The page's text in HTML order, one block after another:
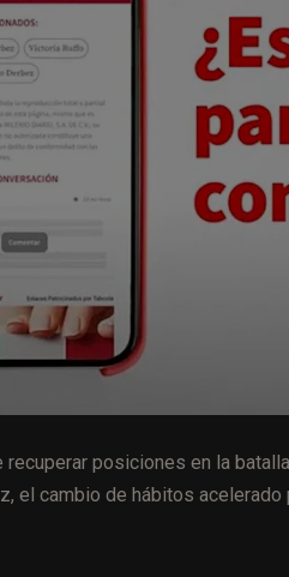
posiciones en la
el cambio de hábitos